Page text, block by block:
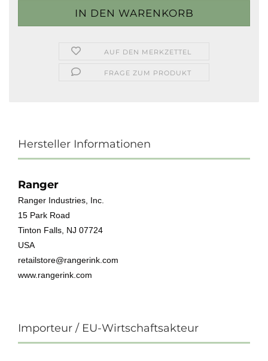
AUF DEN MERKZETTEL
FRAGE ZUM PRODUKT
Hersteller Informationen
Ranger
Ranger Industries, Inc.
15 Park Road
Tinton Falls, NJ 07724
USA
retailstore@rangerink.com
www.rangerink.com
Importeur / EU-Wirtschaftsakteur